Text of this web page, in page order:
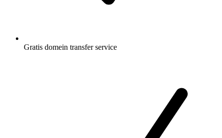
Gratis domein transfer service